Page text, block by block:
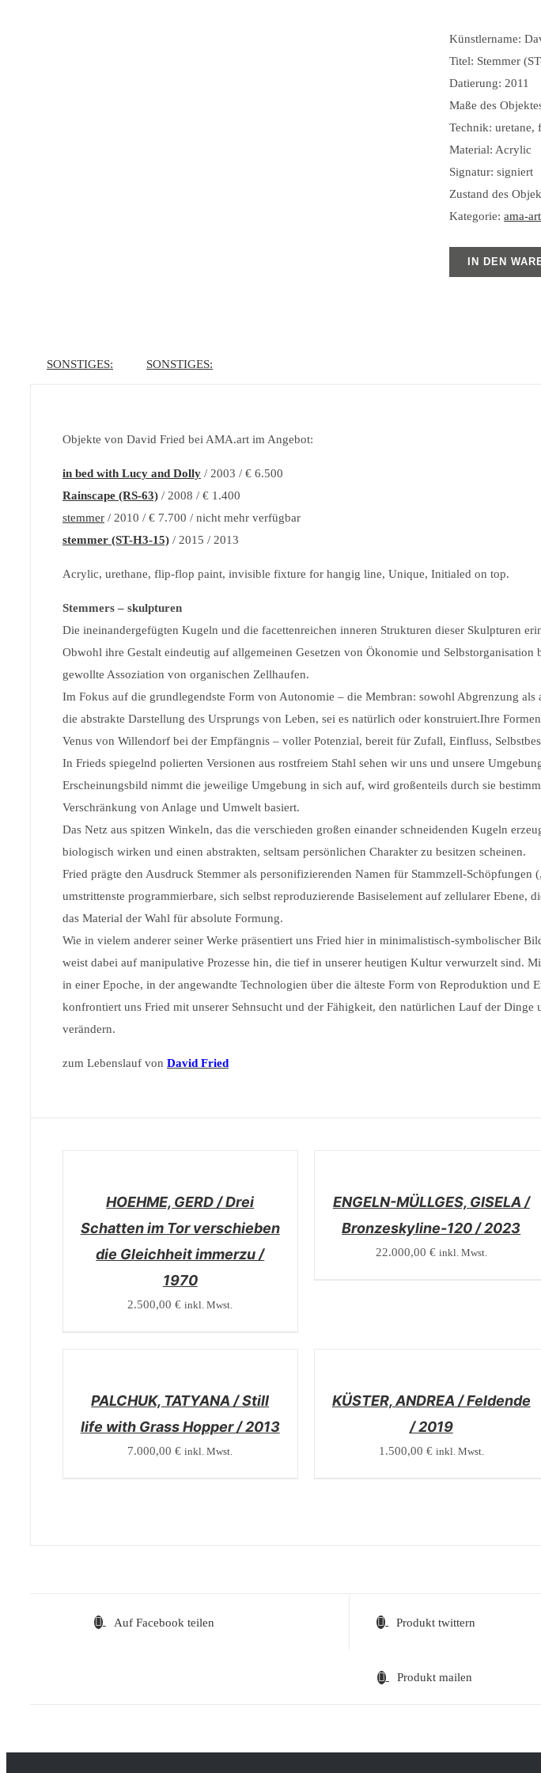
Künstlername:
Titel: Stemmer
Datierung: 2011
Maße des
Technik:
Material: Acrylic
Signatur: signiert
Zustand des
Kategorie: ama-art
IN DEN
SONSTIGES: SONSTIGES:
Objekte von David Fried bei AMA.art im Angebot:
in bed with Lucy and Dolly / 2003 / € 6.500
Rainscape (RS-63) / 2008 / € 1.400
stemmer / 2010 / € 7.700 / nicht mehr verfügbar
stemmer (ST-H3-15) / 2015 / 2013
Acrylic, urethane, flip-flop paint, invisible fixture for hangig line, Unique, Initialed on top.
Stemmers – skulpturen
Die ineinandergefügten Kugeln und die facettenreichen inneren Strukturen dieser Skulpturen
Obwohl ihre Gestalt eindeutig auf allgemeinen Gesetzen von Ökonomie und
gewollte Assoziation von organischen Zellhaufen.
Im Fokus auf die grundlegendste Form von Autonomie – die Membran: sowohl Abgrenzung
die abstrakte Darstellung des Ursprungs von Leben, sei es natürlich oder konstruiert.Ihre
Venus von Willendorf bei der Empfängnis – voller Potenzial, bereit für Zufall, Einfluss,
In Frieds spiegelnd polierten Versionen aus rostfreiem Stahl sehen wir uns und unsere
Erscheinungsbild nimmt die jeweilige Umgebung in sich auf, wird großenteils durch sie
Verschränkung von Anlage und Umwelt basiert.
Das Netz aus spitzen Winkeln, das die verschieden großen einander schneidenden Kugeln
biologisch wirken und einen abstrakten, seltsam persönlichen Charakter zu besitzen scheinen.
Fried prägte den Ausdruck Stemmer als personifizierenden Namen für Stammzell-
umstrittenste programmierbare, sich selbst reproduzierende Basiselement auf zellularer Ebene,
das Material der Wahl für absolute Formung.
Wie in vielem anderer seiner Werke präsentiert uns Fried hier in minimalistisch-symbolischer
weist dabei auf manipulative Prozesse hin, die tief in unserer heutigen Kultur verwurzelt sind.
in einer Epoche, in der angewandte Technologien über die älteste Form von Reproduktion
konfrontiert uns Fried mit unserer Sehnsucht und der Fähigkeit, den natürlichen Lauf der
verändern.
zum Lebenslauf von David Fried
HOEHME, GERD / Drei
Schatten im Tor verschieben
die Gleichheit immerzu /
1970
2.500,00€ inkl. Mwst.
ENGELN-MÜLLGES, GISELA /
Bronzeskyline-120 / 2023
22.000,00 € inkl. Mwst.
PALCHUK, TATYANA / Still
life with Grass Hopper / 2013
7.000,00€ inkl. Mwst.
KÜSTER, ANDREA / Feldende
/ 2019
1.500,00 € inkl. Mwst.
Auf Facebook teilen Produkt twittern
Produkt mailen